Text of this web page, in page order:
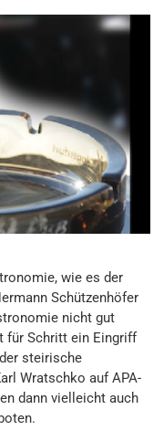
wie es der
Schützenhöfer
nicht gut
für Schritt ein Eingriff
steirische
Wratschko auf APA-
dann vielleicht auch